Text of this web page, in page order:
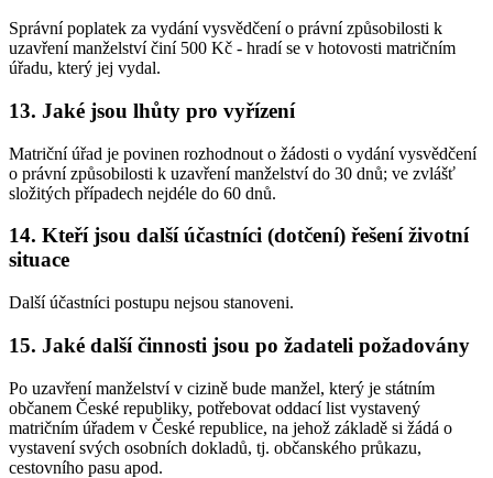
Správní poplatek za vydání vysvědčení o právní způsobilosti k
uzavření manželství činí 500 Kč - hradí se v hotovosti matričním
úřadu, který jej vydal.
13. Jaké jsou lhůty pro vyřízení
Matriční úřad je povinen rozhodnout o žádosti o vydání vysvědčení
o právní způsobilosti k uzavření manželství do 30 dnů; ve zvlášť
složitých případech nejdéle do 60 dnů.
14. Kteří jsou další účastníci (dotčení) řešení životní
situace
Další účastníci postupu nejsou stanoveni.
15. Jaké další činnosti jsou po žadateli požadovány
Po uzavření manželství v cizině bude manžel, který je státním
občanem České republiky, potřebovat oddací list vystavený
matričním úřadem v České republice, na jehož základě si žádá o
vystavení svých osobních dokladů, tj. občanského průkazu,
cestovního pasu apod.